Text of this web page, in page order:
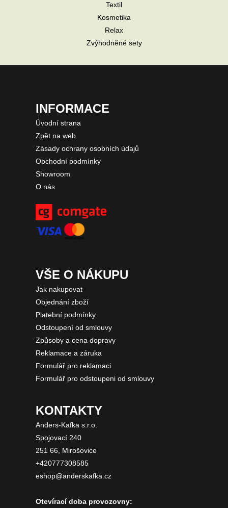
Textil
Kosmetika
Relax
Zvýhodněné sety
INFORMACE
Úvodní strana
Zpět na web
Zásady ochrany osobních údajů
Obchodní podmínky
Showroom
O nás
VŠE O NÁKUPU
Jak nakupovat
Objednání zboží
Platební podmínky
Odstoupení od smlouvy
Způsoby a cena dopravy
Reklamace a záruka
Formulář pro reklamaci
Formulář pro odstoupeni od smlouvy
KONTAKTY
Anders-Kafka s.r.o.
Spojovací 240
251 66, Mirošovice
+420777308585
eshop@anderskafka.cz
Otevírací doba provozovny: